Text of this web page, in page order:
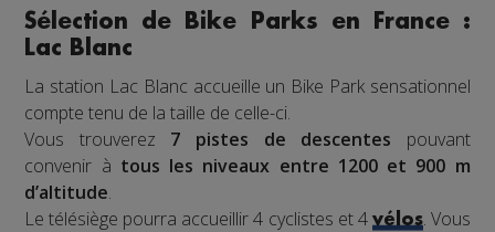
Sélection de Bike Parks en France :
Lac Blanc
La station Lac Blanc accueille un Bike Park sensationnel
compte tenu de la taille de celle-ci.
Vous trouverez 7 pistes de descentes pouvant
convenir à tous les niveaux entre 1200 et 900 m
d’altitude.
Le télésiège pourra accueillir 4 cyclistes et 4 vélos. Vous